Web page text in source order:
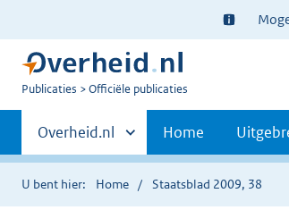
Ter
informatie:
U
Publicaties Officiële publicaties
Primaire
navigatie
Andere
sites
binnen
Overheid.nl Home
U bent hier: Home Staatsblad 2009, 38